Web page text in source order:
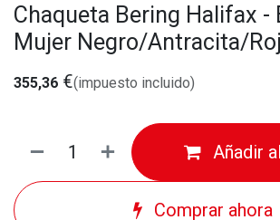
Chaqueta Bering Halifax -
Mujer Negro/Antracita/
355,36 €(impuesto incluido)
Añadir
Comprar ahora